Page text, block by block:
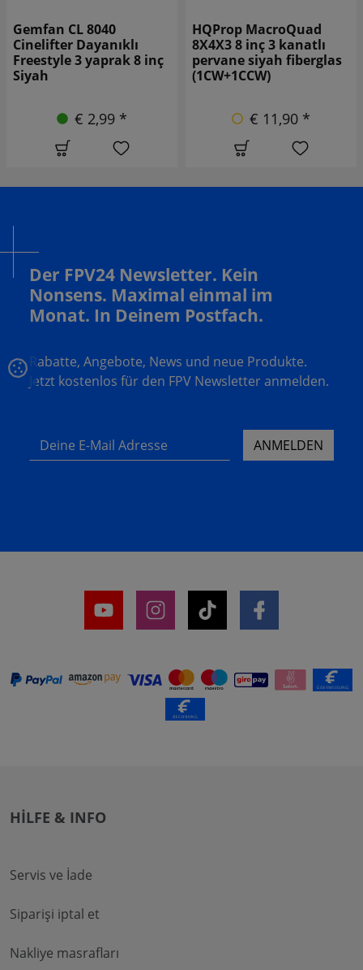
HQProp MacroQuad
8X4X3 8 inç 3 kanatlı
pervane siyah fiberglas
(1CW+1CCW)
€ 11,90 *
Gemfan 1050W-3 10 inç
3 kanatlı pervane Siyah
(1CW+1CCW)
Der FPV24 Newsletter. Kein
Nonsens. Maximal einmal im
Monat. In Deinem Postfach.
Rabatte, Angebote, News und neue Produkte.
Jetzt kostenlos für den FPV Newsletter anmelden.
Deine E-Mail Adresse ANMELDEN
HILFE & INFO
Servis ve İade
Siparişi iptal et
Nakliye masrafları